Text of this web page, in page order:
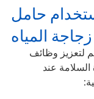
حامل
زجاجة المياه
لتعزيز وظائف
عند